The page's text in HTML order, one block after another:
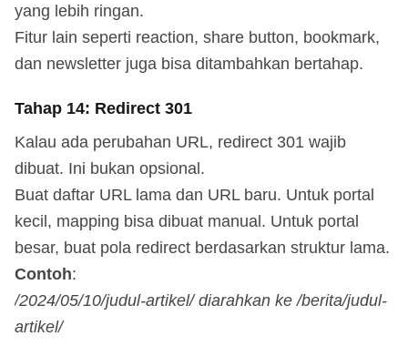
yang lebih ringan.
Fitur lain seperti reaction, share button, bookmark,
dan newsletter juga bisa ditambahkan bertahap.
Tahap 14: Redirect 301
Kalau ada perubahan URL, redirect 301 wajib
dibuat. Ini bukan opsional.
Buat daftar URL lama dan URL baru. Untuk portal
kecil, mapping bisa dibuat manual. Untuk portal
besar, buat pola redirect berdasarkan struktur lama.
Contoh:
/2024/05/10/judul-artikel/ diarahkan ke /berita/judul-
artikel/